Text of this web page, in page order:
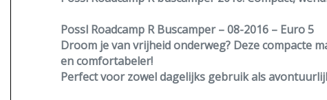
Possl Roadcamp R Buscamper – 08-2016 – Euro 5
Droom je van vrijheid onderweg? Deze compacte
en comfortabeler!
Perfect voor zowel dagelijks gebruik als